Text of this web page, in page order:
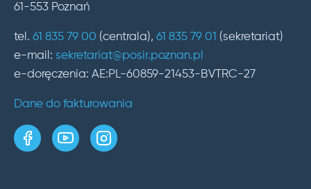
61-553 Poznań
tel. 61 835 79 00 (centrala), 61 835 79 01 (sekretariat)
e-mail: sekretariat@posir.poznan.pl
e-doręczenia: AE:PL-60859-21453-BVTRC-27
Dane do fakturowania
strona w serwisie Facebook
kanał w serwisie YouTube
profil w serwisie Instagram